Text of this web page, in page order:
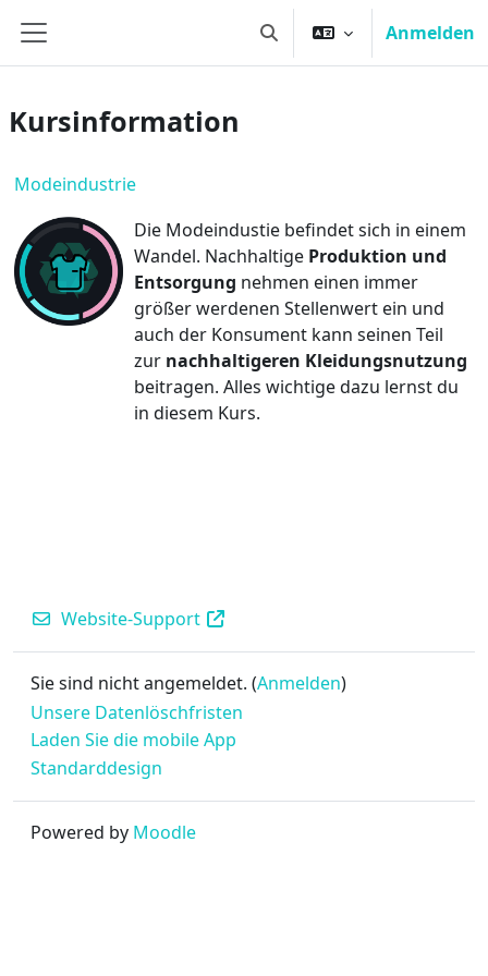
Website-Übersicht Sucheingabe umschalten
Anmelden
Kursinformation
Modeindustrie
Die Modeindustie befindet sich in einem
Wandel. Nachhaltige Produktion und
Entsorgung nehmen einen immer
größer werdenen Stellenwert ein und
auch der Konsument kann seinen Teil
zur nachhaltigeren Kleidungsnutzung
beitragen. Alles wichtige dazu lernst du
in diesem Kurs.
Website-Support
Sie sind nicht angemeldet. (Anmelden)
Unsere Datenlöschfristen
Laden Sie die mobile App
Standarddesign
Powered by Moodle